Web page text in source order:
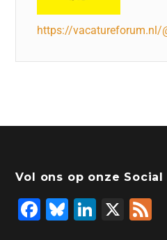
https://vacatureforum.nl/
Vol ons op onze Social
F
Bl
Li X